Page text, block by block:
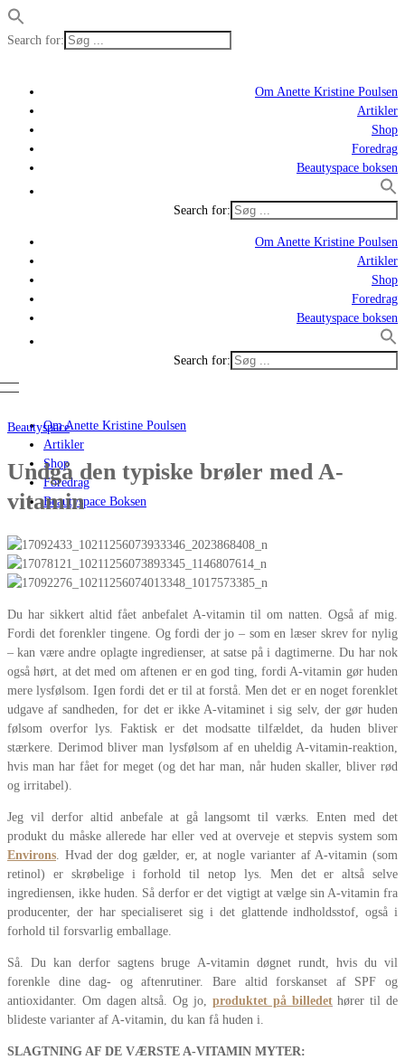
Search for:
Om Anette Kristine Poulsen
Artikler
Shop
Foredrag
Beautyspace boksen
Search for:
Om Anette Kristine Poulsen
Artikler
Shop
Foredrag
Beautyspace boksen
Search for:
Om Anette Kristine Poulsen
Artikler
Shop
Foredrag
Beautyspace Boksen
Beautyspace
Undgå den typiske brøler med A-
vitamin
Du har sikkert altid fået anbefalet A-vitamin til om natten. Også af mig.
Fordi det forenkler tingene. Og fordi der jo – som en læser skrev for nylig
– kan være andre oplagte ingredienser, at satse på i dagtimerne. Du har nok
også hørt, at det med om aftenen er en god ting, fordi A-vitamin gør huden
mere lysfølsom. Igen fordi det er til at forstå. Men det er en noget forenklet
udgave af sandheden, for det er ikke A-vitaminet i sig selv, der gør huden
følsom overfor lys. Faktisk er det modsatte tilfældet, da huden bliver
stærkere. Derimod bliver man lysfølsom af en uheldig A-vitamin-reaktion,
hvis man har fået for meget (og det har man, når huden skaller, bliver rød
og irritabel).
Jeg vil derfor altid anbefale at gå langsomt til værks. Enten med det
produkt du måske allerede har eller ved at overveje et stepvis system som
Environs. Hvad der dog gælder, er, at nogle varianter af A-vitamin (som
retinol) er skrøbelige i forhold til netop lys. Men det er altså selve
ingrediensen, ikke huden. Så derfor er det vigtigt at vælge sin A-vitamin fra
producenter, der har specialiseret sig i det glattende indholdsstof, også i
forhold til forsvarlig emballage.
Så. Du kan derfor sagtens bruge A-vitamin døgnet rundt, hvis du vil
forenkle dine dag- og aftenrutiner. Bare altid forskanset af SPF og
antioxidanter. Om dagen altså. Og jo, produktet på billedethører til de
blideste varianter af A-vitamin, du kan få huden i.
SLAGTNING AF DE VÆRSTE A-VITAMIN MYTER: